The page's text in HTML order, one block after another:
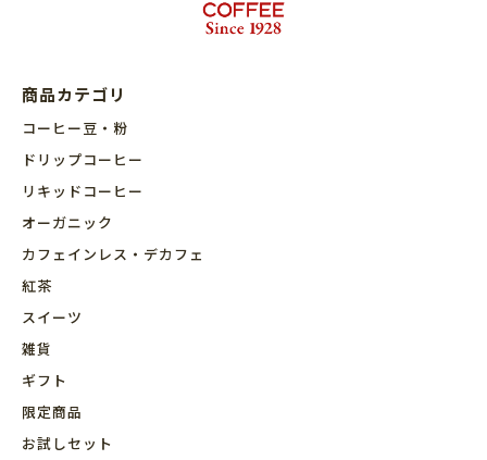
商品カテゴリ
コーヒー豆・粉
ドリップコーヒー
リキッドコーヒー
オーガニック
カフェインレス・デカフェ
紅茶
スイーツ
雑貨
ギフト
限定商品
お試しセット